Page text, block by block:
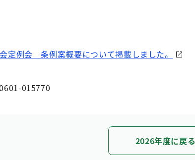
定例会 条例案概要について掲載しました。
015770
2026年度に戻る